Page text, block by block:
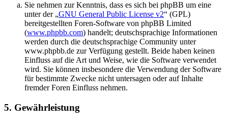
Sie nehmen zur Kenntnis, dass es sich bei phpBB um eine
unter der „GNU General Public License v2“ (GPL)
bereitgestellten Foren-Software von phpBB Limited
(www.phpbb.com) handelt; deutschsprachige Informationen
werden durch die deutschsprachige Community unter
www.phpbb.de zur Verfügung gestellt. Beide haben keinen
Einfluss auf die Art und Weise, wie die Software verwendet
wird. Sie können insbesondere die Verwendung der Software
für bestimmte Zwecke nicht untersagen oder auf Inhalte
fremder Foren Einfluss nehmen.
5. Gewährleistung